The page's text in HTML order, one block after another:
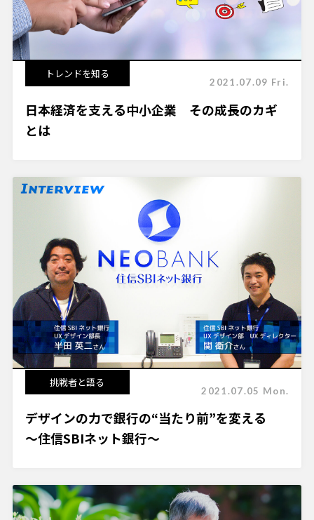
トレンドを知る
2021.07.09 Fri.
日本経済を支える中小企業 その成長のカギ
とは
挑戦者と語る
2021.07.05 Mon.
デザインの力で銀行の“当たり前”を変える
～住信SBIネット銀行～